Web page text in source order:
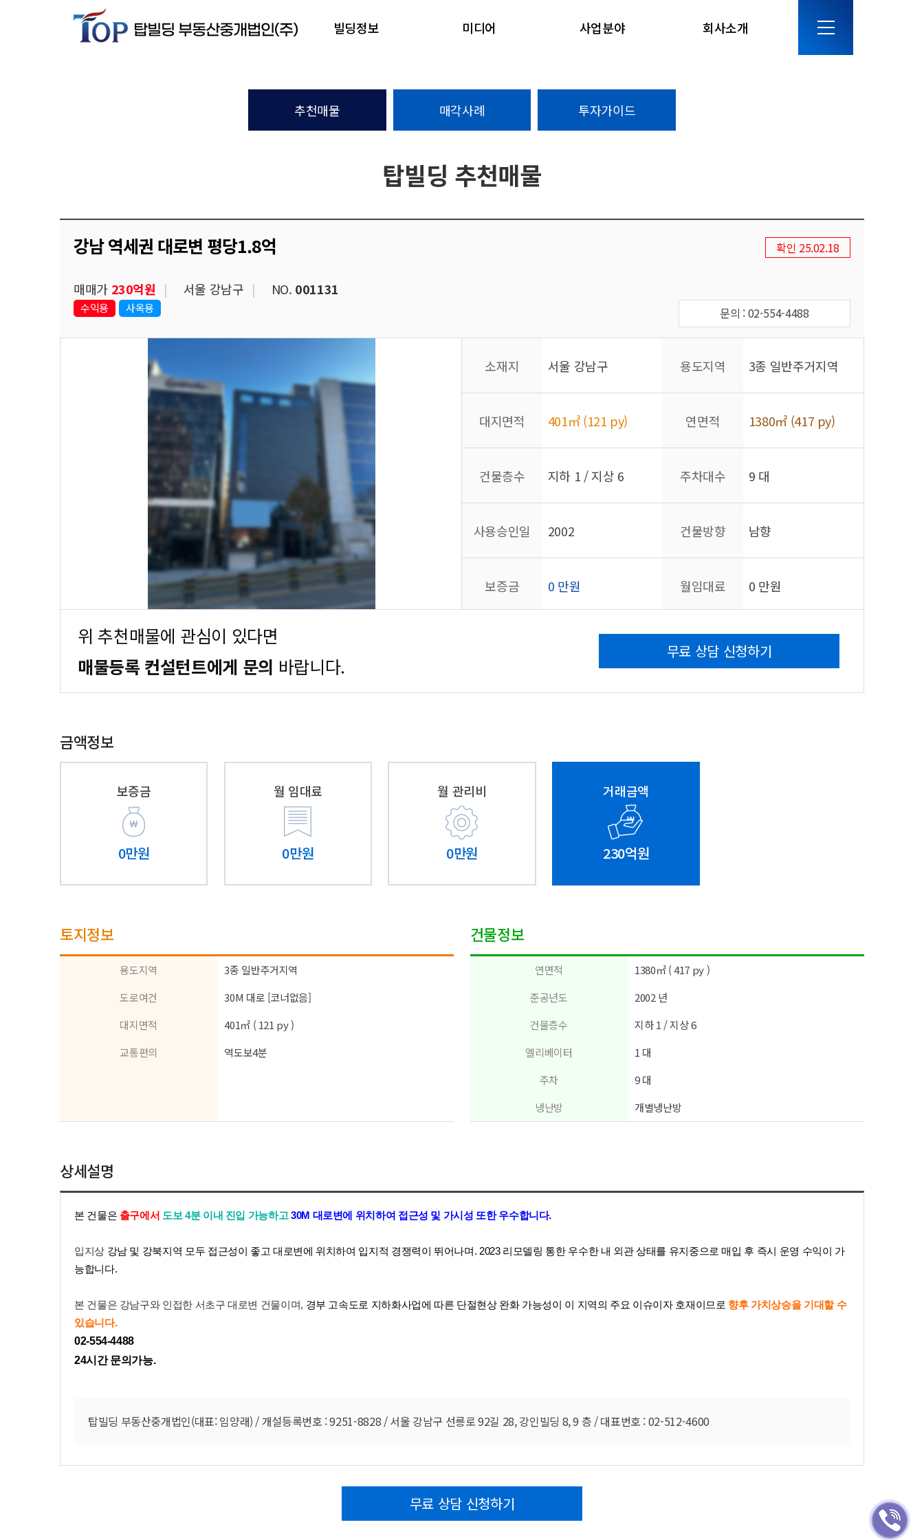
빌딩정보 미디어 사업분야 회사소개
추천매물 매각사례 투자가이드
탑빌딩 추천매물
강남 역세권 대로변 평당1.8억 확인 25.02.18
매매가 230억원 서울 강남구 NO. 001131
수익용 사옥용 문의 : 02-554-4488
소재지 서울 강남구
대지면적 401㎡ (121 py)
건물층수 지하 1 / 지상 6
사용승인일 2002
보증금 0 만원
용도지역 3종 일반주거지역
연면적 1380㎡ (417 py)
주차대수 9 대
건물방향 남향
월임대료 0 만원
매매가 230억원
위 추천매물에 관심이 있다면
매물등록 컨설턴트에게 문의 바랍니다.
무료 상담 신청하기
금액정보
보증금
0만원
월 임대료
0만원
월 관리비
0만원
거래금액
230억원
토지정보
용도지역
3종 일반주거지역
도로여건
30M 대로 [코너없음]
대지면적
401㎡ ( 121 py )
교통편의
역도보4분
건물정보
연면적
1380㎡ ( 417 py )
준공년도
2002 년
건물층수
지하 1 / 지상 6
엘리베이터
1 대
주차
9 대
냉난방
개별냉난방
상세설명
본 건물은 출구에서 도보 4분이내 진입 가능하고 30M 대로변에 위치 하여 접근성 및 가시성 또한 우수합니다.
입지상 강남 및 강북지역 모두 접근성이 좋고 대로변에 위치하여 입지적 경쟁력이 뛰어나며. 2023 리모델링 통한 우수한 내 외관 상태를 유지중으로 매입 후 즉시 운영 수익이 가
능합니다.
본 건물은 강남구와 인접한 서초구 대로변 건물이며, 경부 고속도로 지하화사업에 따른 단절현상 완화가능성이 이 지역의 주요 이슈이자 호재이므로 향후 가치상승을 기대할 수
있습니다.
02-554-4488
24시간 문의가능.
탑빌딩 부동산중개법인(대표: 임양래) / 개설등록번호 : 9251-8828 / 서울 강남구 선릉로 92길 28, 강인빌딩 8, 9 층 / 대표번호 : 02-512-4600
무료 상담 신청하기